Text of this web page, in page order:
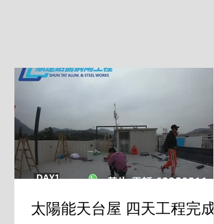
太陽能天台屋 四天工程完成